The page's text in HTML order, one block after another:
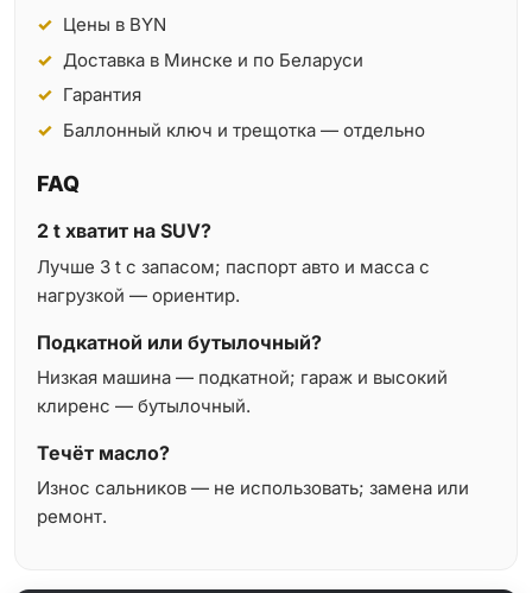
Цены в BYN
Доставка в Минске и по Беларуси
Гарантия
Баллонный ключ и трещотка — отдельно
FAQ
2 t хватит на SUV?
Лучше 3 t с запасом; паспорт авто и масса с
нагрузкой — ориентир.
Подкатной или бутылочный?
Низкая машина — подкатной; гараж и высокий
клиренс — бутылочный.
Течёт масло?
Износ сальников — не использовать; замена или
ремонт.